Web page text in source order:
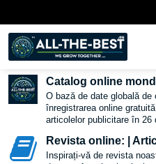
Catalog online
O bază de date globală
înregistrarea online
articolelor publicitare în 26
Revista online: |
Inspirați-vă de revista